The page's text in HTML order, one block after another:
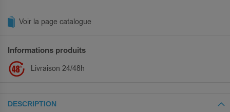
Voir la page catalogue
Informations produits
Livraison 24/48h
DESCRIPTION